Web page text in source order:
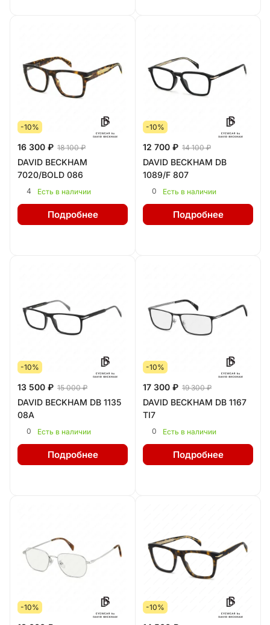
-10%
16 300 ₽ 18 100 ₽
DAVID BECKHAM
7020/BOLD 086
4 Есть в наличии
Подробнее
-10%
12 700 ₽ 14 100 ₽
DAVID BECKHAM DB
1089/F 807
0 Есть в наличии
Подробнее
-10%
13 500 ₽ 15 000 ₽
DAVID BECKHAM DB 1135
08A
0 Есть в наличии
Подробнее
-10%
17 300 ₽ 19 300 ₽
DAVID BECKHAM DB 1167
TI7
0 Есть в наличии
Подробнее
-10% -10%